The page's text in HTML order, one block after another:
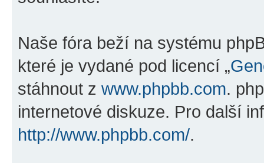
Naše fóra beží na systému
které je vydané pod licencí „
stáhnout z www.phpbb.com.
internetové diskuze. Pro další
http://www.phpbb.com/.